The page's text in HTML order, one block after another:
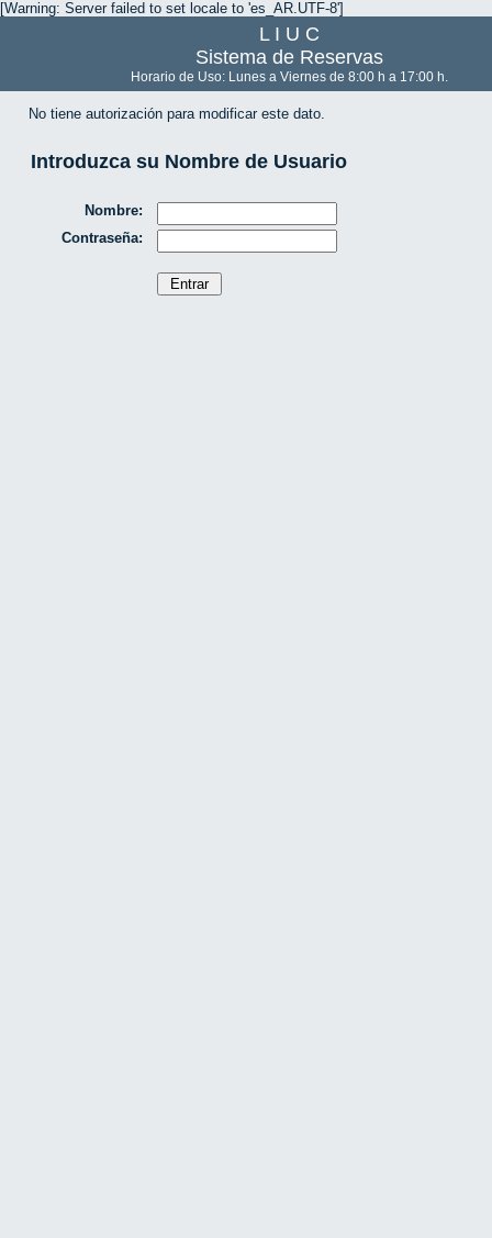
[Warning: Server failed to set locale to 'es_AR.UTF-8']
L I U C
Sistema de Reservas
Horario de Uso: Lunes a Viernes de 8:00 h a 17:00 h.
No tiene autorización para modificar este dato.
Introduzca su Nombre de Usuario
Nombre:
Contraseña: